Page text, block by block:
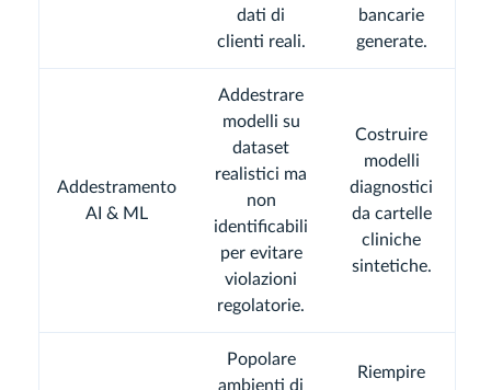
dati di
clienti reali.
bancarie
generate.
Addestramento
AI & ML
Addestrare
modelli su
dataset
realistici ma
non
identificabili
per evitare
violazioni
regolatorie.
Costruire
modelli
diagnostici
da cartelle
cliniche
sintetiche.
Popolare
ambienti di
Riempire